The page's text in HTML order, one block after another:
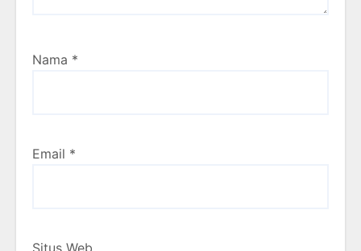
Nama *
Email *
Situs Web